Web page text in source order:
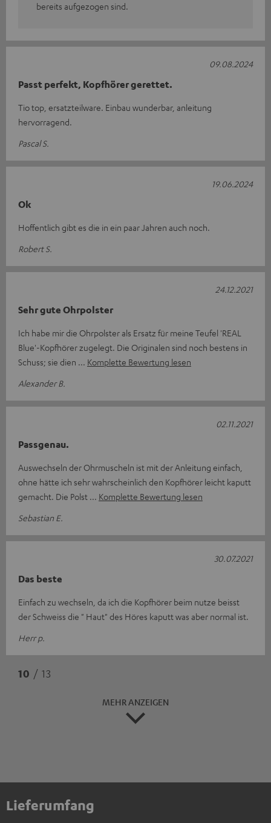
bereits aufgezogen sind.
Passt perfekt, Kopfhörer gerettet.
Tio top, ersatzteilware. Einbau wunderbar, anleitung
hervorragend.
Pascal S.
09.08.2024
Ok
Hoffentlich gibt es die in ein paar Jahren auch noch.
Robert S.
19.06.2024
Sehr gute Ohrpolster
Ich habe mir die Ohrpolster als Ersatz für meine Teufel 'REAL
Blue'-Kopfhörer zugelegt. Die Originalen sind noch bestens in
Schuss; sie dien
Komplette Bewertung lesen
Alexander B.
24.12.2021
Passgenau.
Auswechseln der Ohrmuscheln ist mit der Anleitung einfach,
ohne hätte ich sehr wahrscheinlich den Kopfhörer leicht kaputt
gemacht. Die Polst
Komplette Bewertung lesen
Sebastian E.
02.11.2021
Das beste
Einfach zu wechseln, da ich die Kopfhörer beim nutze beisst
der Schweiss die " Haut" des Höres kaputt was aber normal ist.
Herr p.
30.07.2021
10 / 13
MEHR ANZEIGEN
Lieferumfang